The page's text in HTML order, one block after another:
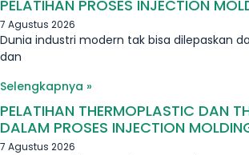
PELATIHAN PROSES INJECTION
7 Agustus 2026
Dunia industri modern tak bisa dilepaskan
dan
Selengkapnya »
PELATIHAN THERMOPLASTIC DAN
DALAM PROSES INJECTION
7 Agustus 2026